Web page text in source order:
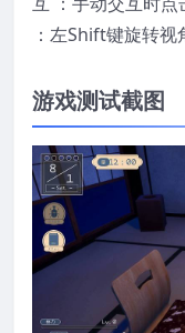
：左Shift键旋转
游戏测试截图